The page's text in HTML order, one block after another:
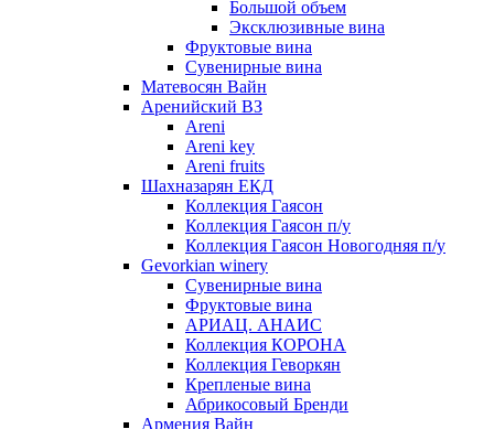
Большой объем
Эксклюзивные вина
Фруктовые вина
Cувенирные вина
Матевосян Вайн
Аренийский ВЗ
Areni
Areni key
Areni fruits
Шахназарян ЕКД
Коллекция Гаясон
Коллекция Гаясон п/у
Коллекция Гаясон Новогодняя п/у
Gevorkian winery
Сувенирные вина
Фруктовые вина
АРИАЦ. АНАИС
Коллекция КОРОНА
Коллекция Геворкян
Крепленые вина
Абрикосовый Бренди
Армения Вайн